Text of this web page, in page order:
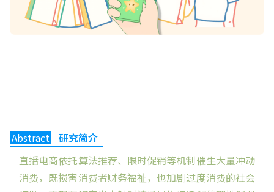
Abstract
研究简介
直播电商依托算法推荐、限时促销等机制催生大量冲动
消费，既损害消费者财务福祉，也加剧过度消费的社会